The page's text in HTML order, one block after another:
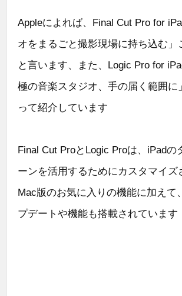
Appleによれば、Final Cut Pro for
オをまるごと撮影現場に持ち込む」
と言います、また、Logic Pro for
極の音楽スタジオ、手の届く範囲に
って紹介しています
Final Cut ProとLogic Proは、iPadの
ーンを活用するためにカスタマイズ
Mac版のお気に入りの機能に加えて
プデートや機能も搭載されています